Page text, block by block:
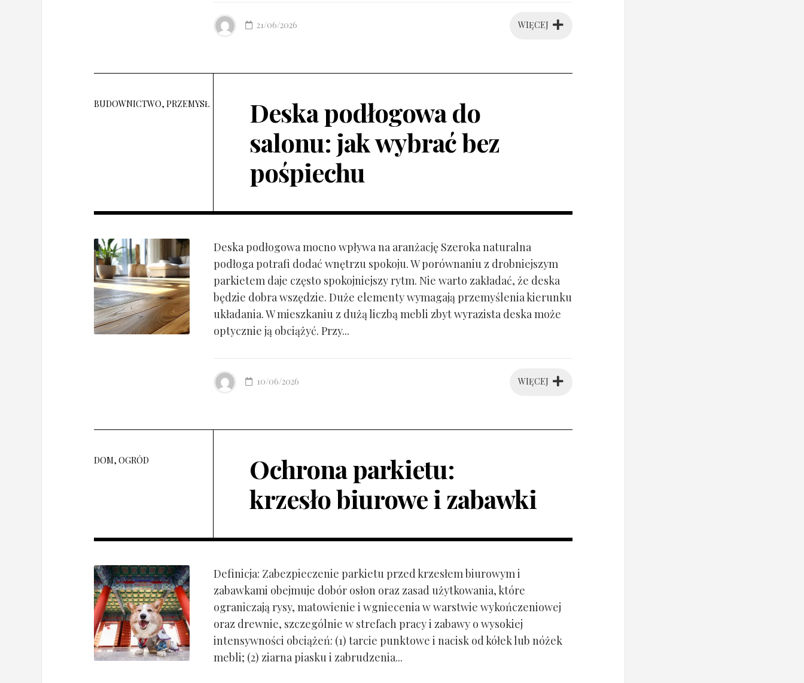
WIĘCEJ
21/06/2026
BUDOWNICTWO, PRZEMYSŁ
Deska podłogowa do
salonu: jak wybrać bez
pośpiechu
Deska podłogowa mocno wpływa na aranżację Szeroka naturalna
podłoga potrafi dodać wnętrzu spokoju. W porównaniu z drobniejszym
parkietem daje często spokojniejszy rytm. Nie warto zakładać, że deska
będzie dobra wszędzie. Duże elementy wymagają przemyślenia kierunku
układania. W mieszkaniu z dużą liczbą mebli zbyt wyrazista deska może
optycznie ją obciążyć. Przy...
WIĘCEJ
10/06/2026
DOM, OGRÓD
Ochrona parkietu:
krzesło biurowe i zabawki
Definicja: Zabezpieczenie parkietu przed krzesłem biurowym i
zabawkami obejmuje dobór osłon oraz zasad użytkowania, które
ograniczają rysy, matowienie i wgniecenia w warstwie wykończeniowej
oraz drewnie, szczególnie w strefach pracy i zabawy o wysokiej
intensywności obciążeń: (1) tarcie punktowe i nacisk od kółek lub nóżek
mebli; (2) ziarna piasku i zabrudzenia...